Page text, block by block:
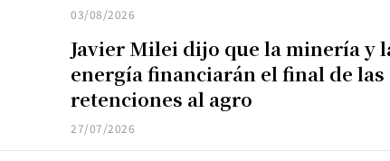
03/08/2026
Javier Milei dijo que la minería y
energía financiarán el final de las
retenciones al agro
27/07/2026